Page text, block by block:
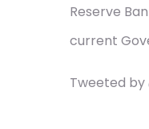
Reserve
current
Tweeted by